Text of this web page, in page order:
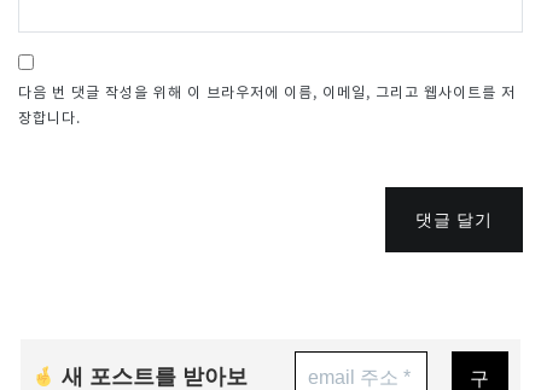
다음 번 댓글 작성을 위해 이 브라우저에 이름, 이메일, 그리고 웹사이트를 저
장합니다.
댓글 달기
새 포스트를 받아보